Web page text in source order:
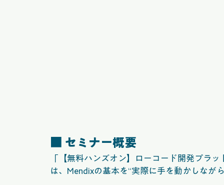
■ セミナー概要
「【無料ハンズオン】ローコード開発プラ
は、Mendixの基本を“実際に手を動かしなが